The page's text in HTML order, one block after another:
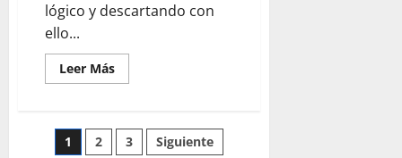
lógico y descartando con
ello...
Leer MásLeer
más
SOLDADO
PERIODISTA
Paginación
1 2 3 Siguiente